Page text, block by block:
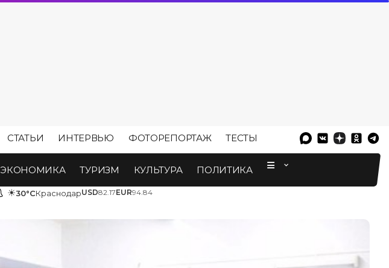
СТАТЬИ ИНТЕРВЬЮ ФОТОРЕПОРТАЖ ТЕСТЫ
ЭКОНОМИКА ТУРИЗМ КУЛЬТУРА ПОЛИТИКА
☀30°CКраснодарUSD82.17EUR94.84